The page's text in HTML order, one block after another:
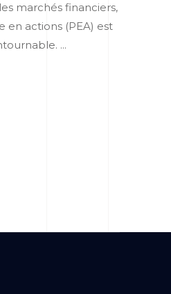
marchés financiers,
en actions (PEA) est